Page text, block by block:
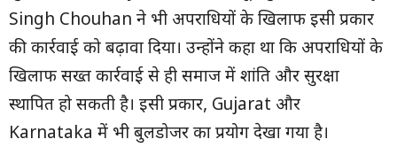
Singh Chouhan ने भी अपराधियों के खिलाफ इसी प्रकार
की कार्रवाई को बढ़ावा दिया। उन्होंने कहा था कि अपराधियों के
खिलाफ सख्त कार्रवाई से ही समाज में शांति और सुरक्षा
स्थापित हो सकती है। इसी प्रकार, Gujarat और
Karnataka में भी बुलडोजर का प्रयोग देखा गया है।